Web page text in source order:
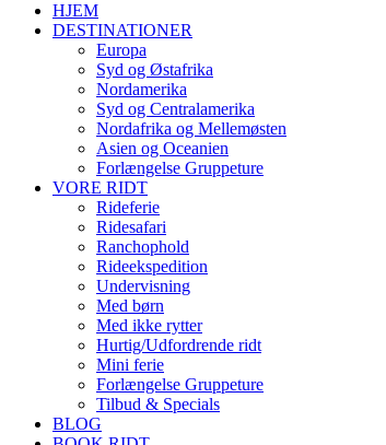
HJEM
DESTINATIONER
Europa
Syd og Østafrika
Nordamerika
Syd og Centralamerika
Nordafrika og Mellemøsten
Asien og Oceanien
Forlængelse Gruppeture
VORE RIDT
Rideferie
Ridesafari
Ranchophold
Rideekspedition
Undervisning
Med børn
Med ikke rytter
Hurtig/Udfordrende ridt
Mini ferie
Forlængelse Gruppeture
Tilbud & Specials
BLOG